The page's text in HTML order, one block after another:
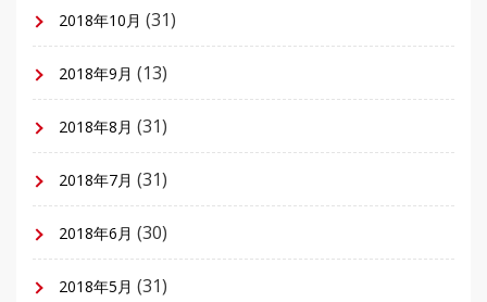
2018年10月 (31)
2018年9月 (13)
2018年8月 (31)
2018年7月 (31)
2018年6月 (30)
2018年5月 (31)